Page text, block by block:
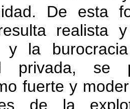
De esta
realista
y la
privada,
fuerte y
de la